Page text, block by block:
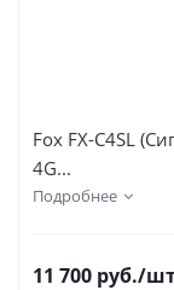
Fox FX-C4SL
4G...
Подробнее
11 700 руб./